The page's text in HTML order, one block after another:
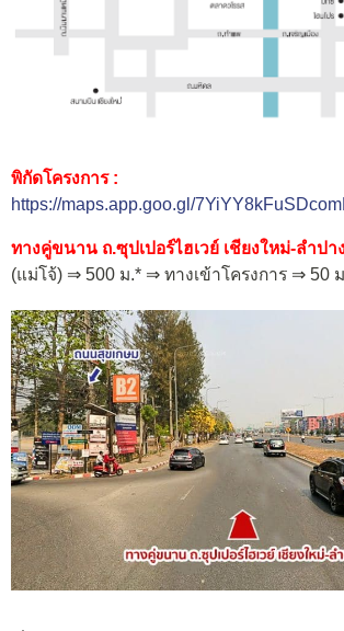
พิกัดโครงการ :
https://maps.app.goo.gl/
ทางคู่ขนาน ถ.ซุปเปอร์ไฮเวย์ เชียงใหม่-ลำปา
(แม่โจ้) ⇒ 500 ม.* ⇒ ทางเข้าโครงการ ⇒ 50